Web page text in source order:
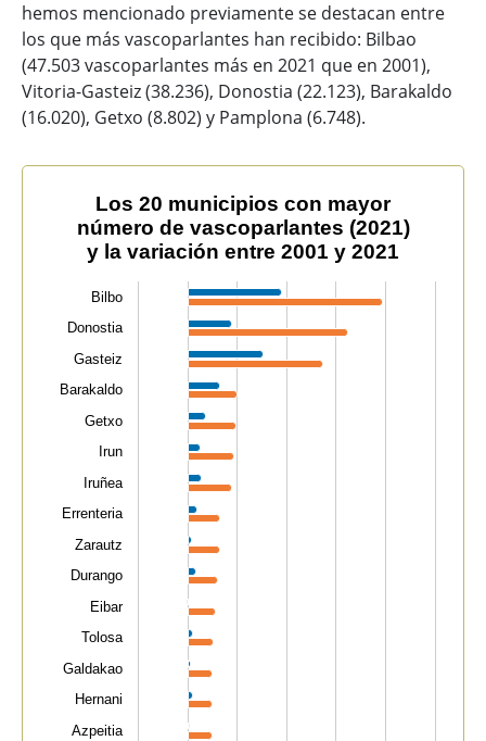
hemos mencionado previamente se destacan entre
los que más vascoparlantes han recibido: Bilbao
(47.503 vascoparlantes más en 2021 que en 2001),
Vitoria-Gasteiz (38.236), Donostia (22.123), Barakaldo
(16.020), Getxo (8.802) y Pamplona (6.748).
Los 20 municipios con mayor número de
Bar chart with 2 data series.
The chart has 1 X axis displaying categories.
The chart has 1 Y axis displaying values. Data ranges
Los 20 municipios con mayor
número de vascoparlantes (2021)
y la variación entre 2001 y 2021
Bilbo
Donostia
Gasteiz
Barakaldo
Getxo
Irun
Iruñea
Errenteria
Zarautz
Durango
Eibar
Tolosa
Galdakao
Hernani
Azpeitia